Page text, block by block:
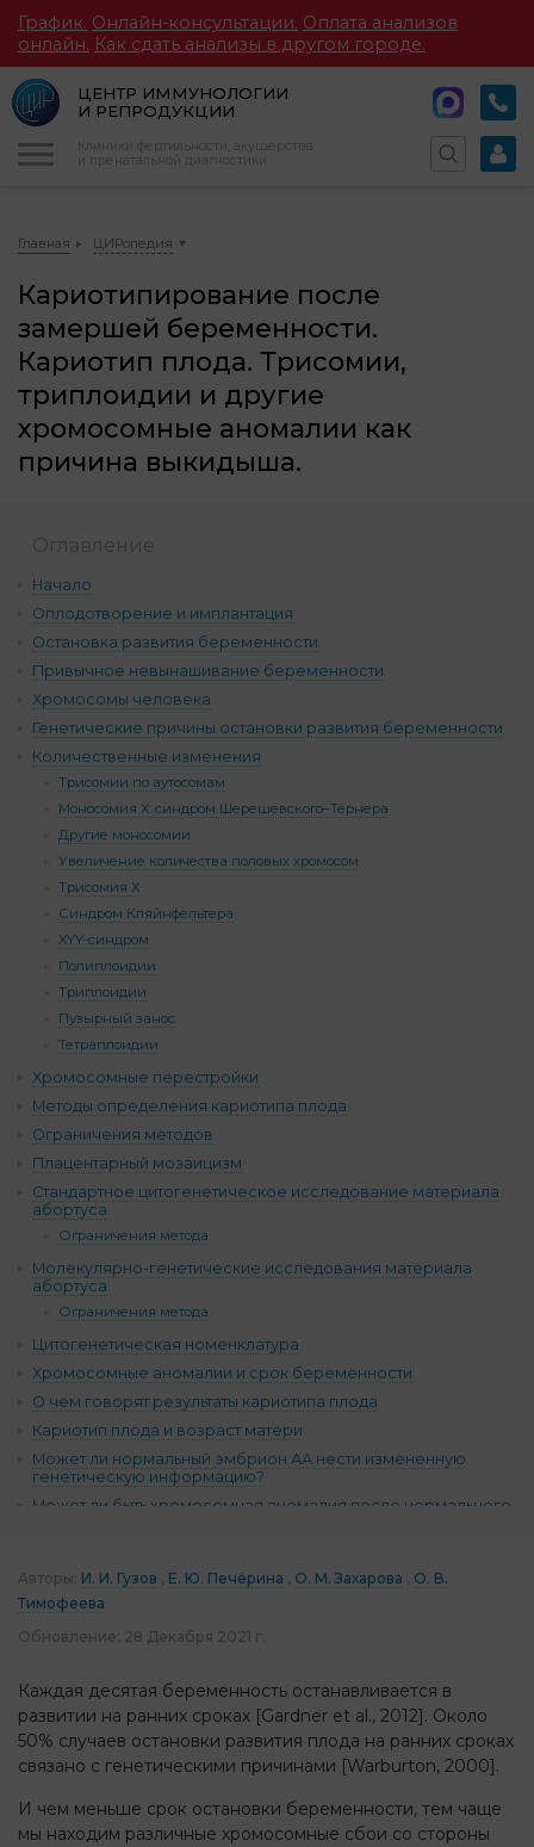
График. Онлайн-консультации. Оплата анализов
онлайн. Как сдать анализы в другом городе.
ЦЕНТР ИММУНОЛОГИИ
И РЕПРОДУКЦИИ
Клиники фертильности, акушерства
и пренатальной диагностики
Главная ЦИРопедия
Кариотипирование после
замершей беременности.
Кариотип плода. Трисомии,
триплоидии и другие
хромосомные аномалии как
причина выкидыша.
Оглавление
Начало
Оплодотворение и имплантация
Остановка развития беременности
Привычное невынашивание беременности
Хромосомы человека
Генетические причины остановки развития беременности
Количественные изменения
Трисомии по аутосомам
Моносомия Х: синдром Шерешевского–Тёрнера
Другие моносомии
Увеличение количества половых хромосом
Трисомия Х
Синдром Кляйнфельтера
XYY-синдром
Полиплоидии
Триплоидии
Пузырный занос
Тетраплоидии
Хромосомные перестройки
Методы определения кариотипа плода
Ограничения методов
Плацентарный мозаицизм
Стандартное цитогенетическое исследование материала
абортуса
Ограничения метода
Молекулярно-генетические исследования материала
абортуса
Ограничения метода
Цитогенетическая номенклатура
Хромосомные аномалии и срок беременности
О чем говорят результаты кариотипа плода
Кариотип плода и возраст матери
Может ли нормальный эмбрион АА нести измененную
генетическую информацию?
Может ли быть хромосомная аномалия после нормального
шанс!»
Комментарии (17)
Авторы: И. И. Гузов Е. Ю. Печёрина О. М. Захарова
О. В.
Тимофеева
Обновление: 28 Декабря 2021 г.
Каждая десятая беременность останавливается в
развитии на ранних сроках [Gardner et al., 2012]. Около
50% случаев остановки развития плода на ранних сроках
связано с генетическими причинами [Warburton, 2000].
И чем меньше срок остановки беременности, тем чаще
мы находим различные хромосомные сбои со стороны